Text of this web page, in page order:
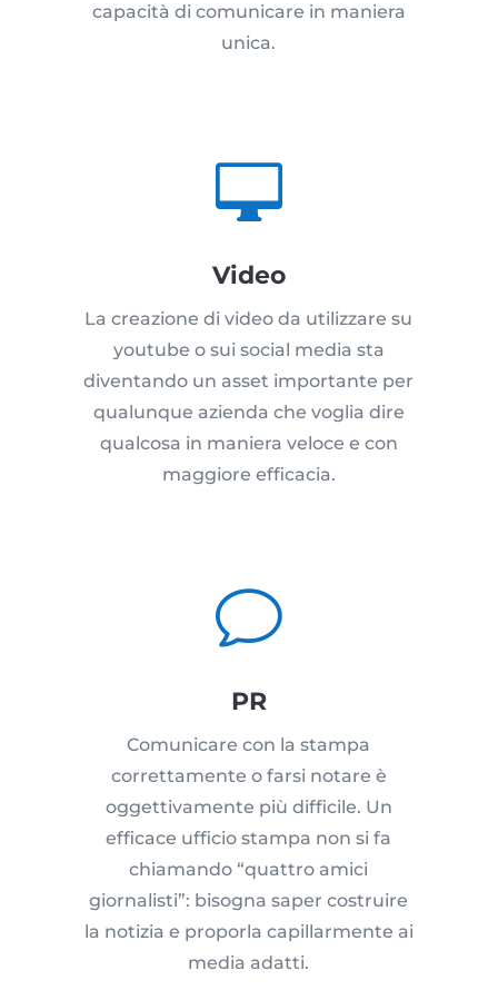
capacità di comunicare in maniera
unica.

Video
La creazione di video da utilizzare su
youtube o sui social media sta
diventando un asset importante per
qualunque azienda che voglia dire
qualcosa in maniera veloce e con
maggiore efficacia.
v
PR
Comunicare con la stampa
correttamente o farsi notare è
oggettivamente più difficile. Un
efficace ufficio stampa non si fa
chiamando “quattro amici
giornalisti”: bisogna saper costruire
la notizia e proporla capillarmente ai
media adatti.